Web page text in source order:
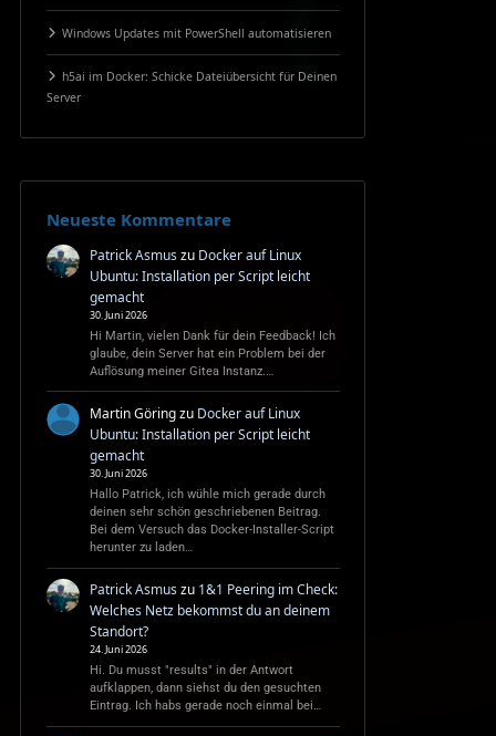
Windows Updates mit PowerShell automatisieren
h5ai im Docker: Schicke Dateiübersicht für Deinen
Server
Neueste Kommentare
Patrick Asmuszu Docker auf Linux
Ubuntu: Installation per Script leicht
gemacht
30. Juni 2026
Hi Martin, vielen Dank für dein Feedback! Ich
glaube, dein Server hat ein Problem bei der
Auflösung meiner Gitea Instanz.…
Martin Göringzu Docker auf Linux
Ubuntu: Installation per Script leicht
gemacht
30. Juni 2026
Hallo Patrick, ich wühle mich gerade durch
deinen sehr schön geschriebenen Beitrag.
Bei dem Versuch das Docker-Installer-Script
herunter zu laden…
Patrick Asmuszu 1&1 Peering im Check:
Welches Netz bekommst du an deinem
Standort?
24. Juni 2026
Hi. Du musst "results" in der Antwort
aufklappen, dann siehst du den gesuchten
Eintrag. Ich habs gerade noch einmal bei…